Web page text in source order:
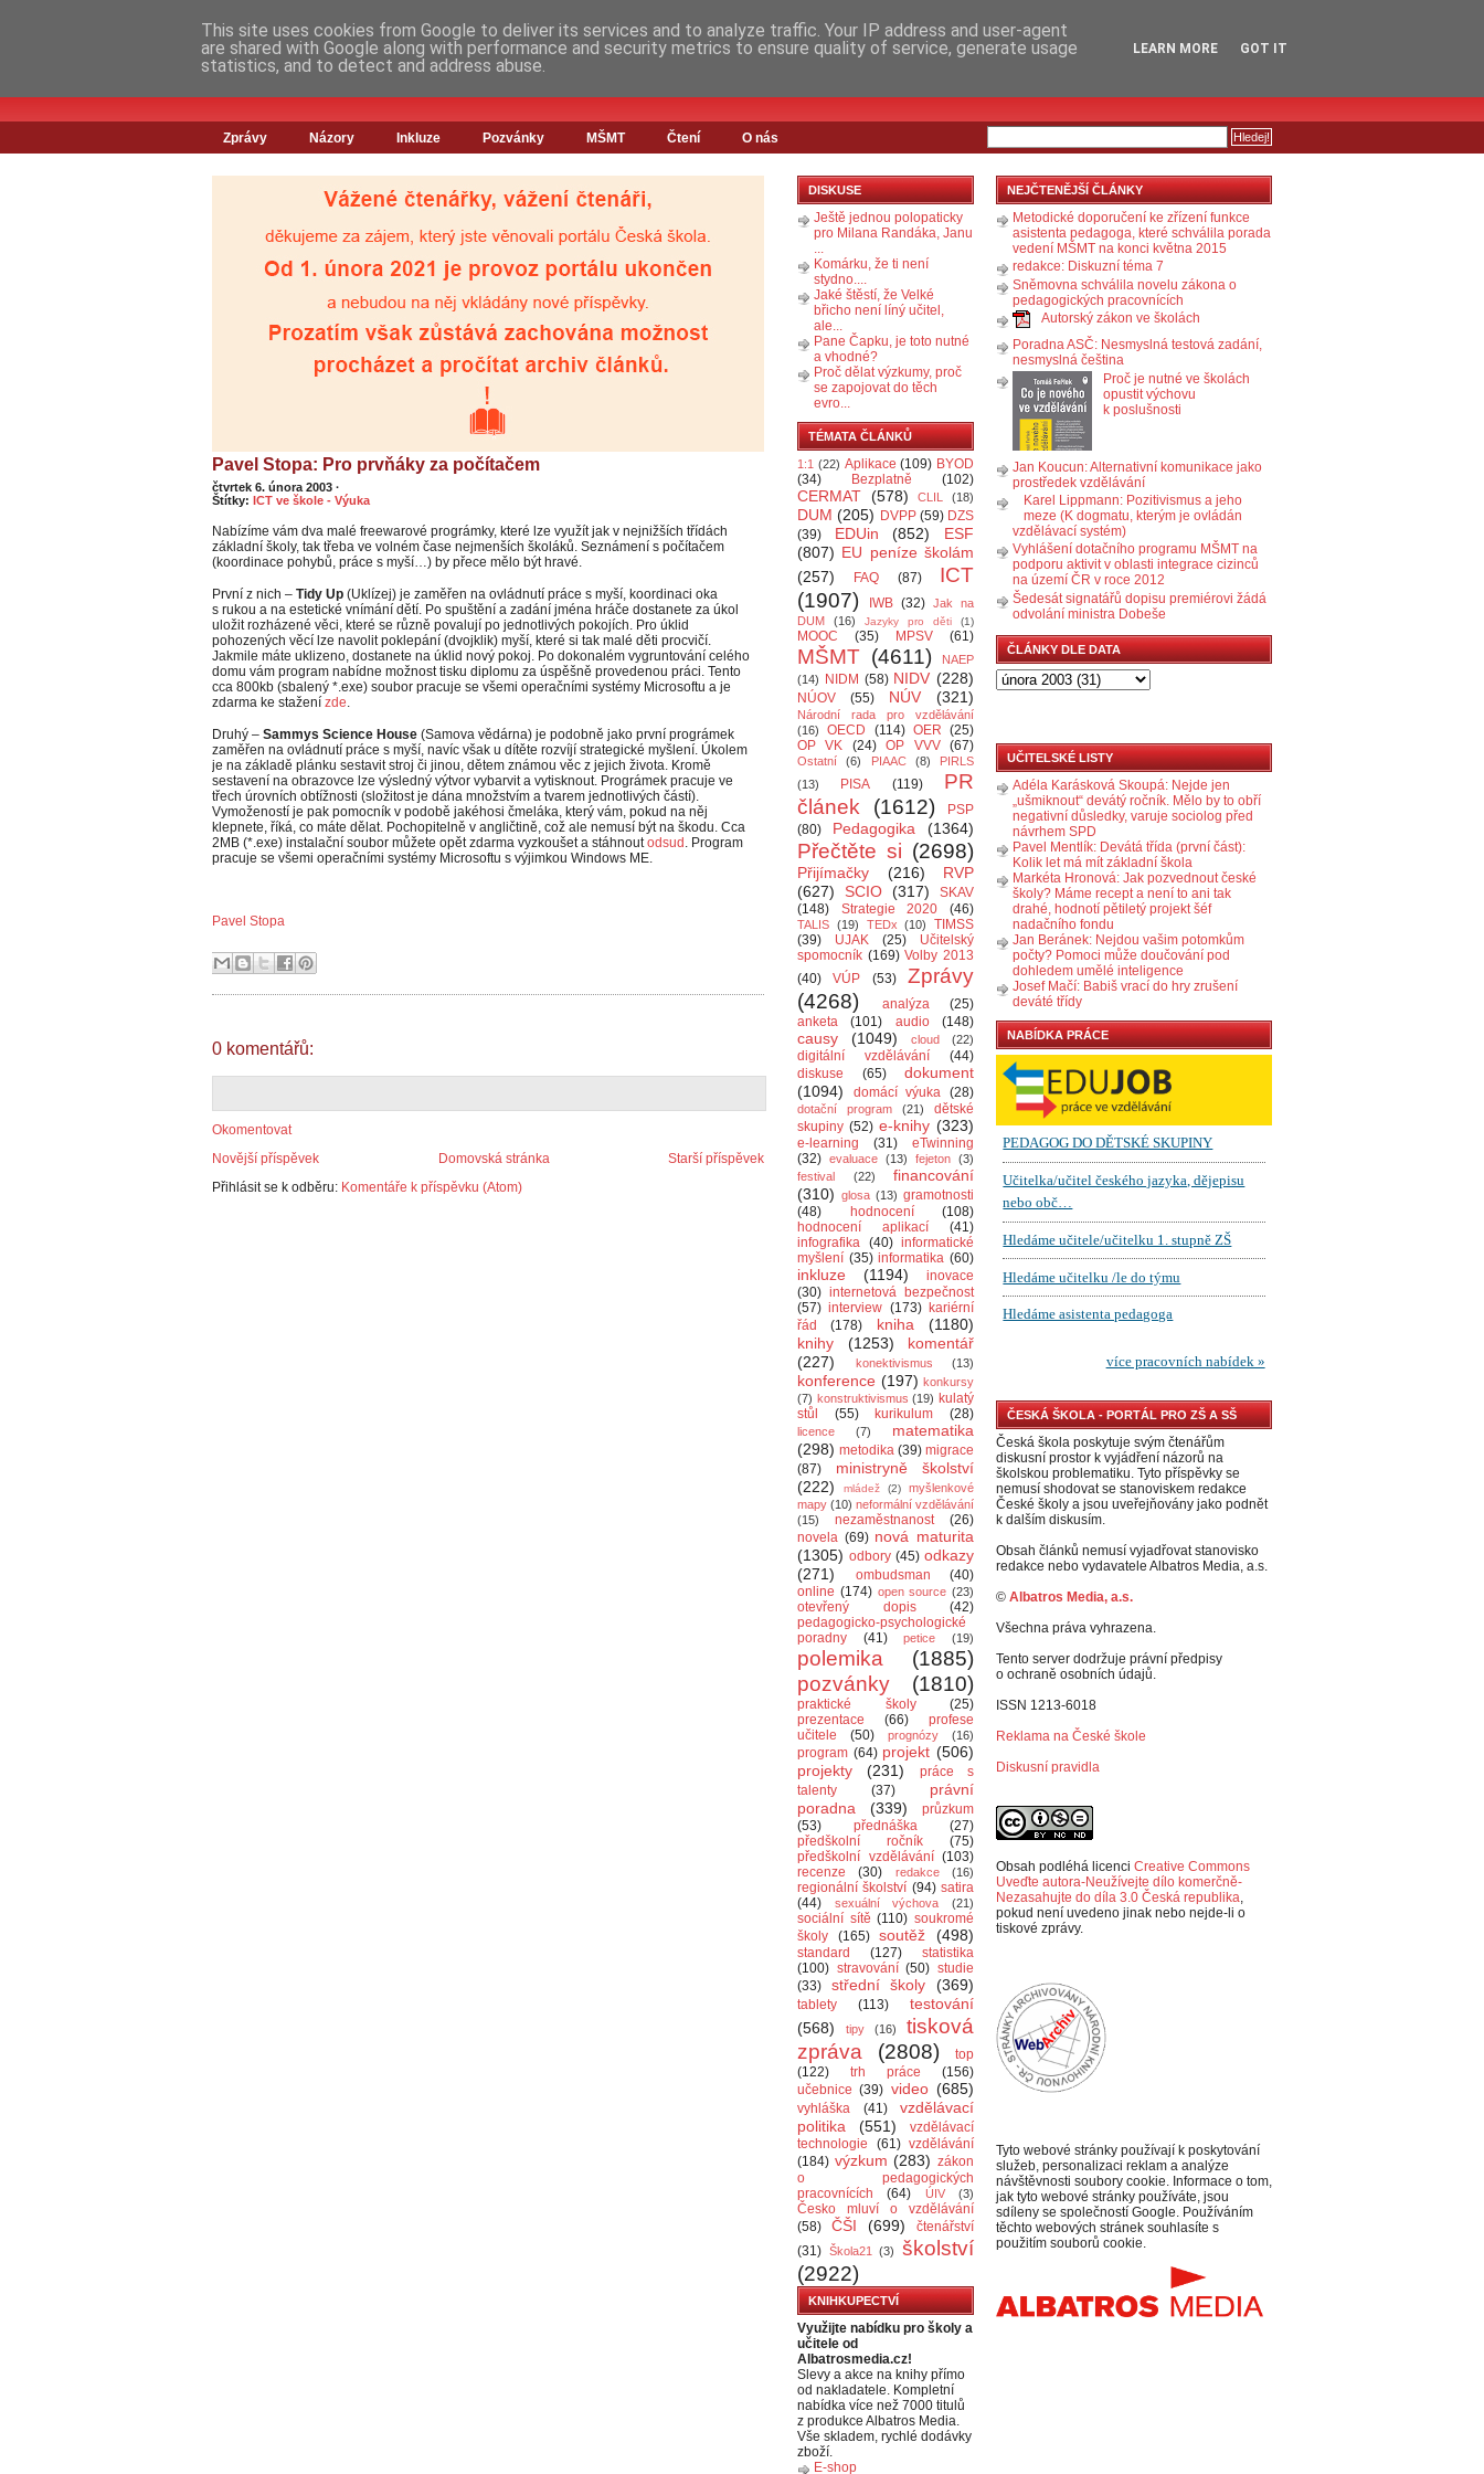
Zprávy Názory Inkluze Pozvánky MŠMT Čtení O nás
Pavel Stopa: Pro prvňáky za počítačem
čtvrtek 6. února 2003 ·
Štítky: ICT ve škole - Výuka
Nabízíme vám dva malé freewarové prográmky, které lze využít jak v nejnižších třídách
základní školy, tak třeba ve volném čase nejmenších školáků. Seznámení s počítačem
(koordinace pohybů, práce s myší…) by přece mělo být hravé.
První z nich – Tidy Up (Uklízej) je zaměřen na ovládnutí práce s myší, koordinaci oka
s rukou a na estetické vnímání dětí. Po spuštění a zadání jména hráče dostanete za úkol
uložit rozházené věci, které se různě povalují po jednotlivých pokojích. Pro úklid
pohozených věcí lze navolit poklepání (dvojklik) myší, které si tak malé děti procvičí.
Jakmile máte uklizeno, dostanete na úklid nový pokoj. Po dokonalém vygruntování celého
domu vám program nabídne možnost tisku diplomu za úspěšně provedenou práci. Tento
cca 800kb (sbalený *.exe) soubor pracuje se všemi operačními systémy Microsoftu a je
zdarma ke stažení zde.
Druhý – Sammys Science House (Samova vědárna) je podobně jako první prográmek
zaměřen na ovládnutí práce s myší, navíc však u dítěte rozvíjí strategické myšlení. Úkolem
je na základě plánku sestavit stroj či jinou, dětem známou věc z jejich života. Kromě
sestavení na obrazovce lze výsledný výtvor vybarvit a vytisknout. Prográmek pracuje ve
třech úrovních obtížnosti (složitost je dána množstvím a tvarem jednotlivých částí).
Vymožeností je pak pomocník v podobě jakéhosi čmeláka, který vám, pokud na něj
klepnete, říká, co máte dělat. Pochopitelně v angličtině, což ale nemusí být na škodu. Cca
2MB (*.exe) instalační soubor můžete opět zdarma vyzkoušet a stáhnoutodsud . Program
pracuje se všemi operačními systémy Microsoftu s výjimkou Windows ME.
Pavel Stopa
0 komentářů:
Okomentovat
Novější příspěvek
Starší příspěvek
Domovská stránka
Přihlásit se k odběru: Komentáře k příspěvku (Atom)
DISKUSE
Ještě jednou polopaticky
pro Milana Randáka, Janu
...
Komárku, že ti není
stydno....
Jaké štěstí, že Velké
břicho není líný učitel,
ale...
Pane Čapku, je toto nutné
a vhodné?
Proč dělat výzkumy, proč
se zapojovat do těch
evro...
TÉMATA ČLÁNKŮ
1:1 (22) Aplikace (109) BYOD
(34)
Bezplatně (102)
CERMAT (578) CLIL (18)
DUM (205) DVPP (59) DZS
(39)
EDUin (852)
ESF
(807) EU peníze školám
(257)
FAQ (87)
ICT
(1907)
IWB (32) Jak na
DUM
(16) Jazyky pro děti (1)
MOOC (35) MPSV (61)
MŠMT (4611)
NAEP
(14)
NIDM (58) NIDV (228)
NÚOV (55) NÚV (321)
Národní rada pro vzdělávání
(16)
OECD (114) OER (25)
OP VK
(24) OP VVV (67)
Ostatní (6) PIAAC (8)
PIRLS
(13)
PISA (119)
PR
článek
(1612)
PSP
(80)
Pedagogika (1364)
Přečtěte si (2698)
Přijímačky (216)
RVP
(627)
SCIO (317)
SKAV
(148)
Strategie 2020 (46)
TALIS (19) TEDx (10)
TIMSS
(39)
UJAK (25)
Učitelský
spomocník (169) Volby 2013
(40)
VÚP (53)
Zprávy
(4268)
analýza
(25)
anketa
(101) audio (148)
causy (1049) cloud (22)
digitální vzdělávání
(44)
diskuse
(65)
dokument
(1094)
domácí výuka (28)
dotační program (21)
dětské
skupiny (52) e-knihy (323)
e-learning (31)
eTwinning
(32) evaluace (13) fejeton (3)
festival
(22)
financování
(310) glosa (13) gramotnosti
(48)
hodnocení
(108)
hodnocení aplikací
(41)
infografika (40) informatické
myšlení (35) informatika (60)
inkluze (1194)
inovace
(30) internetová bezpečnost
(57) interview (173) kariérní
řád
(178) kniha
(1180)
knihy
(1253)
komentář
(227)
konektivismus (13)
konference (197) konkursy
(7) konstruktivismus (19) kulatý
stůl
(55) kurikulum (28)
licence (7)
matematika
(298) metodika (39) migrace
(87)
ministryně školství
(222)
mládež (2)
myšlenkové
mapy (10) neformální vzdělávání
(15)
nezaměstnanost
(26)
novela (69) nová maturita
(1305) odbory (45) odkazy
(271)
ombudsman
(40)
online (174) open source (23)
otevřený dopis
(42)
pedagogicko-psychologické
poradny
(41) petice (19)
polemika
(1885)
pozvánky
(1810)
praktické školy
(25)
prezentace
(66)
profese
učitele
(50) prognózy (16)
program (64) projekt (506)
projekty
(231)
práce s
talenty
(37)
právní
poradna
(339)
průzkum
(53)
přednáška
(27)
předškolní ročník
(75)
předškolní vzdělávání (103)
recenze
(30) redakce (16)
regionální školství (94) satira
(44)
sexuální výchova (21)
sociální sítě (110) soukromé
školy
(165) soutěž (498)
standard (127)
statistika
(100) stravování (50) studie
(33)
střední školy (369)
tablety (113)
testování
(568)
tipy (16)
tisková
zpráva
(2808)
top
(122)
trh práce
(156)
učebnice (39) video (685)
vyhláška (41)
vzdělávací
politika
(551)
vzdělávací
technologie
(61) vzdělávání
(184) výzkum (283) zákon
o pedagogických
pracovnících
(64) ÚIV (3)
Česko mluví o vzdělávání
(58)
ČŠI (699)
čtenářství
(31) Škola21 (3)
školství
(2922)
KNIHKUPECTVÍ
Využijte nabídku pro školy a
učitele od
Albatrosmedia.cz!
Slevy a akce na knihy přímo
od nakladatele. Kompletní
nabídka více než 7000 titulů
z produkce Albatros Media.
Vše skladem, rychlé dodávky
zboží.
E-shop
NEJČTENĚJŠÍ ČLÁNKY
Metodické doporučení ke zřízení funkce
asistenta pedagoga, které schválila porada
vedení MŠMT na konci května 2015
redakce: Diskuzní téma 7
Sněmovna schválila novelu zákona o
pedagogických pracovnících
Autorský zákon ve školách
Poradna ASČ: Nesmyslná testová zadání,
nesmyslná čeština
Proč je nutné ve školách
opustit výchovu
k poslušnosti
Jan Koucun: Alternativní komunikace jako
prostředek vzdělávání
Karel Lippmann: Pozitivismus a jeho
meze (K dogmatu, kterým je ovládán
vzdělávací systém)
Vyhlášení dotačního programu MŠMT na
podporu aktivit v oblasti integrace cizinců
na území ČR v roce 2012
Šedesát signatářů dopisu premiérovi žádá
odvolání ministra Dobeše
ČLÁNKY DLE DATA
UČITELSKÉ LISTY
Adéla Karásková Skoupá: Nejde jen
„ušmiknout“ devátý ročník. Mělo by to obří
negativní důsledky, varuje sociolog před
návrhem SPD
Pavel Mentlík: Devátá třída (první část):
Kolik let má mít základní škola
Markéta Hronová: Jak pozvednout české
školy? Máme recept a není to ani tak
drahé, hodnotí pětiletý projekt šéf
nadačního fondu
Jan Beránek: Nejdou vašim potomkům
počty? Pomoci může doučování pod
dohledem umělé inteligence
Josef Mačí: Babiš vrací do hry zrušení
deváté třídy
NABÍDKA PRÁCE
ČESKÁ ŠKOLA - PORTÁL PRO ZŠ A SŠ
Česká škola poskytuje svým čtenářům
diskusní prostor k vyjádření názorů na
školskou problematiku. Tyto příspěvky se
nemusí shodovat se stanoviskem redakce
České školy a jsou uveřejňovány jako podnět
k dalším diskusím.
Obsah článků nemusí vyjadřovat stanovisko
redakce nebo vydavatele Albatros Media, a.s.
© Albatros Media, a.s.
Všechna práva vyhrazena.
Tento server dodržuje právní předpisy
o ochraně osobních údajů.
ISSN 1213-6018
Reklama na České škole
Diskusní pravidla
Obsah podléhá licenci Creative Commons
Uveďte autora-Neužívejte dílo komerčně-
Nezasahujte do díla 3.0 Česká republika,
pokud není uvedeno jinak nebo nejde-li o
tiskové zprávy.
Tyto webové stránky používají k poskytování
služeb, personalizaci reklam a analýze
návštěvnosti soubory cookie. Informace o tom,
jak tyto webové stránky používáte, jsou
sdíleny se společností Google. Používáním
těchto webových stránek souhlasíte s
použitím souborů cookie.
This site uses cookies from Google to deliver its services and to analyze traffic. Your IP address and user-agent
are shared with Google along with performance and security metrics to ensure quality of service, generate usage
statistics, and to detect and address abuse.
LEARN MORE GOT IT